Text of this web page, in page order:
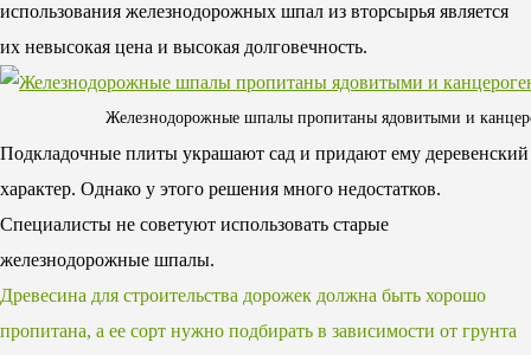
использования железнодорожных шпал из вторсырья является
их невысокая цена и высокая долговечность.
Железнодорожные шпалы пропитаны ядовитыми и
Подкладочные плиты украшают сад и придают ему деревенский
характер. Однако у этого решения много недостатков.
Специалисты не советуют использовать старые
железнодорожные шпалы.
Древесина для строительства дорожек должна быть хорошо
пропитана, а ее сорт нужно подбирать в зависимости от грунта